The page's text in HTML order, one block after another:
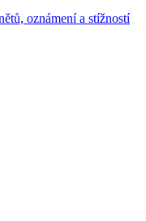
oznámení a stížností